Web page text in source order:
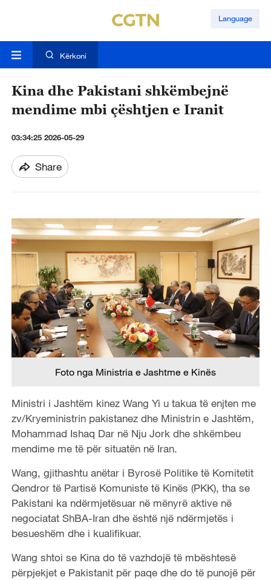
Language
Kërkoni
Kina dhe Pakistani shkëmbejnë
mendime mbi çështjen e Iranit
03:34:25 2026-05-29
Share
Foto nga Ministria e Jashtme e Kinës
Ministri i Jashtëm kinez Wang Yi u takua të enjten me
zv/Kryeministrin pakistanez dhe Ministrin e Jashtëm,
Mohammad Ishaq Dar në Nju Jork dhe shkëmbeu
mendime me të për situatën në Iran.
Wang, gjithashtu anëtar i Byrosë Politike të Komitetit
Qendror të Partisë Komuniste të Kinës (PKK), tha se
Pakistani ka ndërmjetësuar në mënyrë aktive në
negociatat ShBA-Iran dhe është një ndërmjetës i
besueshëm dhe i kualifikuar.
Wang shtoi se Kina do të vazhdojë të mbështesë
përpjekjet e Pakistanit për paqe dhe do të punojë për